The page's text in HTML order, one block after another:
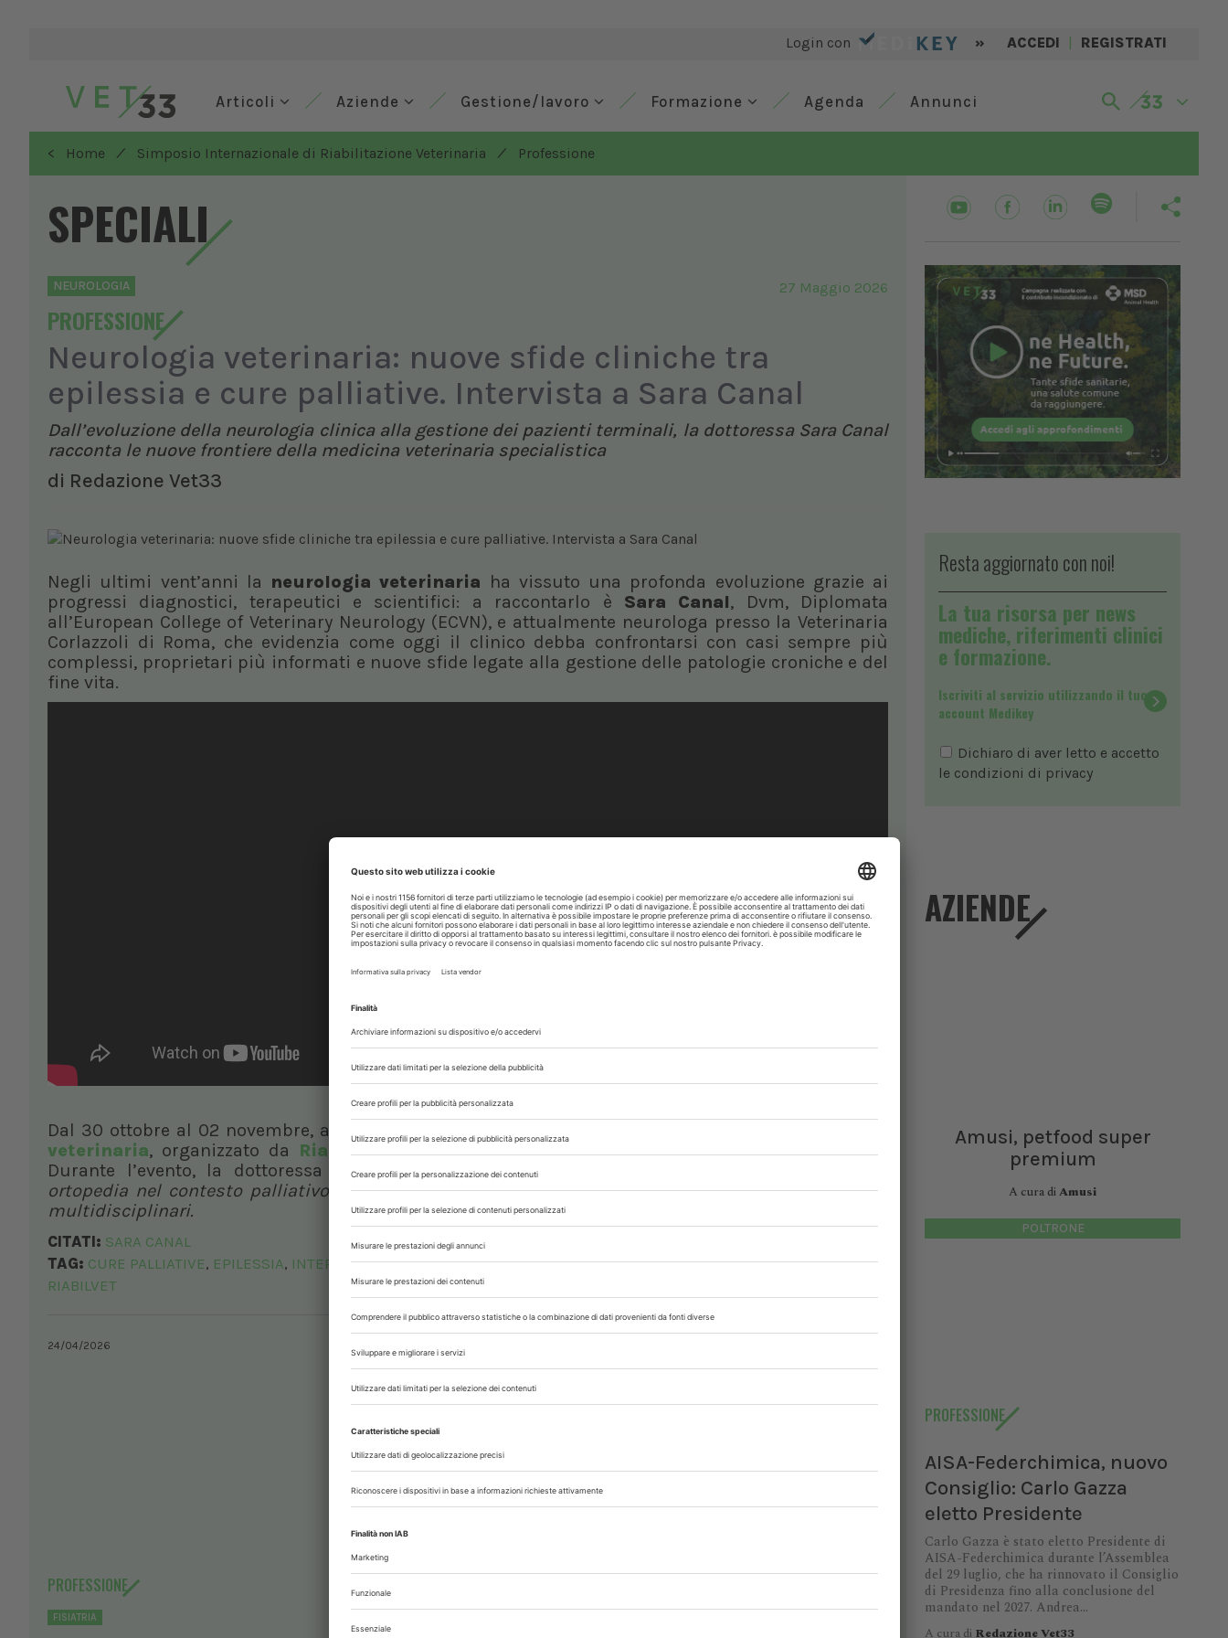
Login con » ACCEDI | REGISTRATI
Articoli Aziende Gestione/lavoro Formazione Agenda Annunci
< Home / Simposio Internazionale di Riabilitazione Veterinaria / Professione
SPECIALI
NEUROLOGIA
PROFESSIONE
27 Maggio 2026
Neurologia veterinaria: nuove sfide cliniche tra
epilessia e cure palliative. Intervista a Sara Canal
Dall’evoluzione della neurologia clinica alla gestione dei pazienti terminali, la dottoressa Sara Canal
racconta le nuove frontiere della medicina veterinaria specialistica
di Redazione Vet33
Negli ultimi vent’anni la neurologia veterinaria ha vissuto una profonda evoluzione grazie ai
progressi diagnostici, terapeutici e scientifici: a raccontarlo è Sara Canal, Dvm, Diplomata
all’European College of Veterinary Neurology (ECVN), e attualmente neurologa presso la Veterinaria
Corlazzoli di Roma, che evidenzia come oggi il clinico debba confrontarsi con casi sempre più
complessi, proprietari più informati e nuove sfide legate alla gestione delle patologie croniche e del
fine vita.
Dal 30 ottobre al 02 novembre, a Roma, si terrà il III Simposio internazionale di riabilitazione
veterinaria, organizzato da Riabilvet, l’associazione internazionale di riabilitazione veterinaria.
Durante l’evento, la dottoressa
Sara Canalprenderà parte alla tavola rotonda
ortopedia nel contesto palliativo oncologicoe alla sessione interattiva Discussione di casi clinici
multidisciplinari.
CITATI: SARA CANAL
TAG: CURE PALLIATIVE, EPILESSIA, INTERVISTA VET33,MEDICINA RIABILITATIVA,MENINGOENCEFALITE,NEUROLOGIA,
RIABILVET
24/04/2026
PROFESSIONE
FISIATRIA
Resta aggiornato con noi!
La tua risorsa per news
mediche, riferimenti clinici
e formazione.
Iscriviti al servizio utilizzando il tuo
account Medikey
Dichiaro di aver letto e accetto
le condizioni di privacy
AZIENDE
Amusi, petfood super
premium
A cura diAmusi
POLTRONE
PROFESSIONE
AISA-Federchimica, nuovo
Consiglio: Carlo Gazza
eletto Presidente
Carlo Gazza è stato eletto Presidente di
AISA-Federchimica durante l’Assemblea
del 29 luglio, che ha rinnovato il Consiglio
di Presidenza fino alla conclusione del
mandato nel 2027. Andrea...
A cura di Redazione Vet33